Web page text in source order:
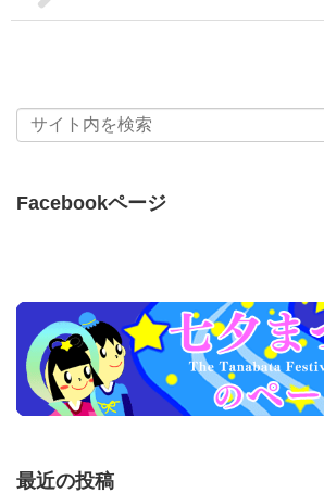
Facebookページ
最近の投稿